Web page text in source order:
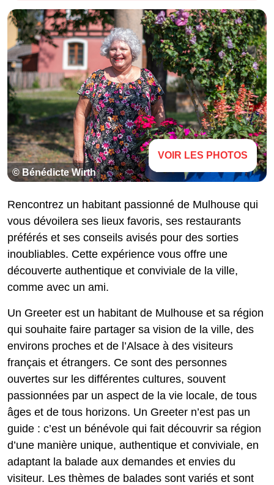
© Bénédicte Wirth
VOIR LES PHOTOS
Rencontrez un habitant passionné de Mulhouse qui
vous dévoilera ses lieux favoris, ses restaurants
préférés et ses conseils avisés pour des sorties
inoubliables. Cette expérience vous offre une
découverte authentique et conviviale de la ville,
comme avec un ami.
Un Greeter est un habitant de Mulhouse et sa région
qui souhaite faire partager sa vision de la ville, des
environs proches et de l’Alsace à des visiteurs
français et étrangers. Ce sont des personnes
ouvertes sur les différentes cultures, souvent
passionnées par un aspect de la vie locale, de tous
âges et de tous horizons. Un Greeter n’est pas un
guide : c’est un bénévole qui fait découvrir sa région
d’une manière unique, authentique et conviviale, en
adaptant la balade aux demandes et envies du
visiteur. Les thèmes de balades sont variés et sont